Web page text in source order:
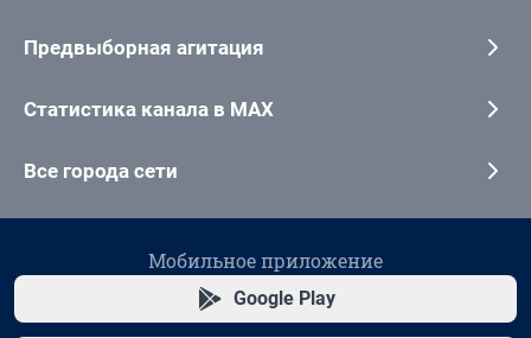
Предвыборная агитация
Статистика канала в MAX
Все города сети
Мобильное приложение
Google Play